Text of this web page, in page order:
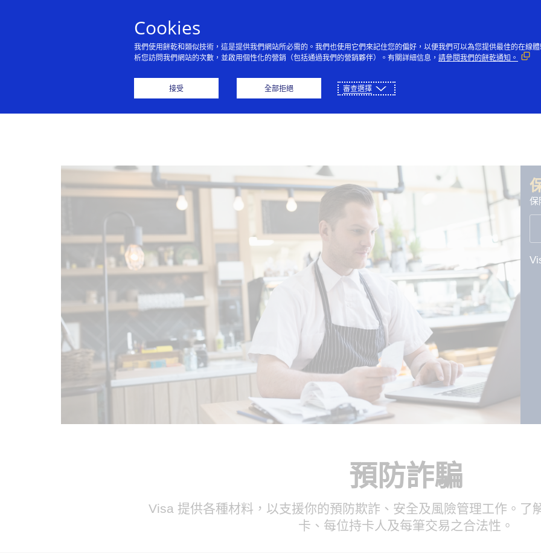
個人 企業與政府 創新者 社
安全合規 數據安全
保
預防詐騙
Visa 提供各種材料，以支援你的預防欺詐、安全及風險管理工作。了
卡、每位持卡人及每筆交易之合法性。
Cookies
我們使用餅乾和類似技術，這是提供我們網站所必需的。我們也使用它們來記住您的偏好，以便我們可以為您提供最佳的在線
析您訪問我們網站的次數，並啟用個性化的營銷（包括通過我們的營銷夥伴）。有關詳細信息， 請參閱我們的餅乾通知。
接受 全部拒絕 審查選擇